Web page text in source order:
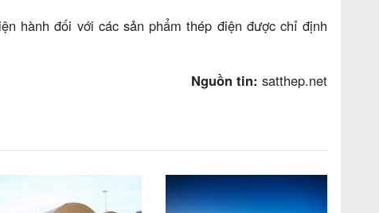
hành đối với các sản phẩm thép điện được chỉ định
Nguồn tin: satthep.net